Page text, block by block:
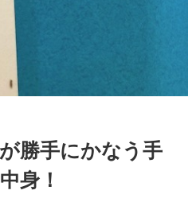
勝手にかなう手
身！